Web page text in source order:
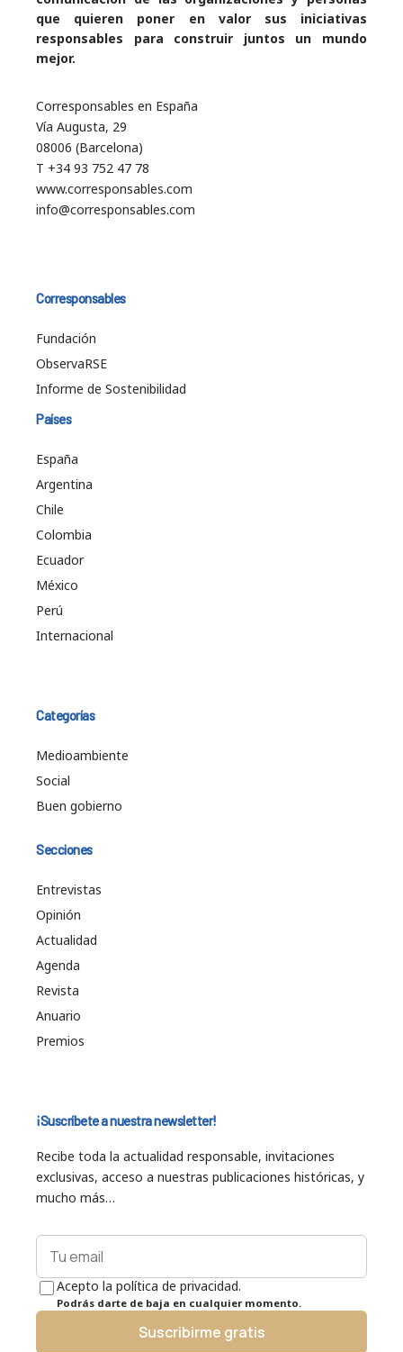
que quieren poner en valor sus iniciativas
responsables para construir juntos un mundo
mejor.
Corresponsables en España
Vía Augusta, 29
08006 (Barcelona)
T +34 93 752 47 78
www.corresponsables.com
info@corresponsables.com
Corresponsables
Fundación
ObservaRSE
Informe de Sostenibilidad
Países
España
Argentina
Chile
Colombia
Ecuador
México
Perú
Internacional
Categorías
Medioambiente
Social
Buen gobierno
Secciones
Entrevistas
Opinión
Actualidad
Agenda
Revista
Anuario
Premios
¡Suscríbete a nuestra newsletter!
Recibe toda la actualidad responsable, invitaciones
exclusivas, acceso a nuestras publicaciones históricas, y
mucho más…
Acepto la política de privacidad.
Podrás darte de baja en cualquier momento.
Suscribirme gratis